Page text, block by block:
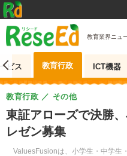
教育業界ニュ
ビス 教育行政 ICT機器
東証アローズで決勝
レゼン募集
ValuesFusionは、小学生・中学生
教育行政 その他